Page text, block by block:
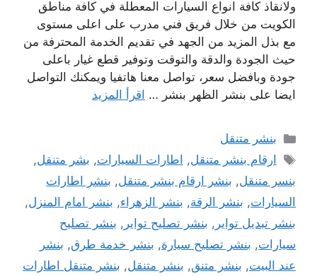
ولانقاذ كافة انواع السيارات المعطلة في كافة مناطق
الكويت من خلال فريق فني مدرب على اعلى مستوى
مع بذل المزيد من الجهد في تقديم الخدمة المحترفة من
حيث الجودة والدقة والتوقت وتوفير قطع غيار باعلى
جودة وبافضل سعر، تواصل معنا هاتفيا ويمكنك التواصل
ايضا على بنشر الظهر بنشر … اقرأ المزيد
التصنيفات
بنشر متنقل
الوسوم
ارقام بنشر متنقل, اطارات السيارات, بشر متنقل,
بنسر متنقل, بنشر ارقام بنشر متنقل, بنشر اطارات
السيارات, بنشر الرقة, بنشر الزهراء, بنشر امام المنزل,
بنشر تبديل تواير , بنشر تصليح تواير , بنشر تصليح
سيارات, بنشر تصليح سيارة, بنشر خدمة طرق, بنشر
عند البيت, بنشر متنق, بنشر متنقل, بنشر متنقل اطارات